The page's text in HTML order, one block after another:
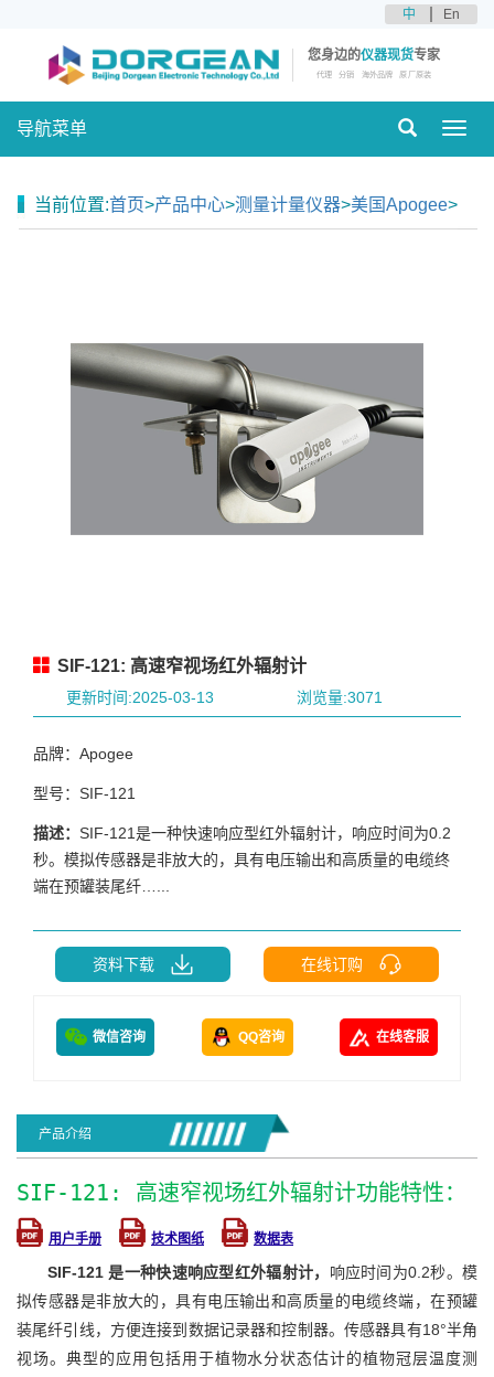
中 En
您身边的仪器现货专家
代理 分销 海外品牌 原厂原装
导航菜单
当前位置:首页>产品中心>测量计量仪器>美国Apogee>
SIF-121: 高速窄视场红外辐射计
更新时间:2025-03-13 浏览量:3071
品牌：Apogee
型号：SIF-121
描述： SIF-121是一种快速响应型红外辐射计，响应时间为0.2
秒。模拟传感器是非放大的，具有电压输出和高质量的电缆终
端在预罐装尾纤…...
资料下载 在线订购
微信咨询 QQ咨询 在线客服
产品介绍
SIF-121: 高速窄视场红外辐射计功能特性：
用户手册 技术图纸 数据表
SIF-121 是一种快速响应型红外辐射计， 响应时间为0.2秒。模
拟传感器是非放大的，具有电压输出和高质量的电缆终端，在预罐
装尾纤引线，方便连接到数据记录器和控制器。传感器具有18°半角
视场。典型的应用包括用于植物水分状态估计的植物冠层温度测